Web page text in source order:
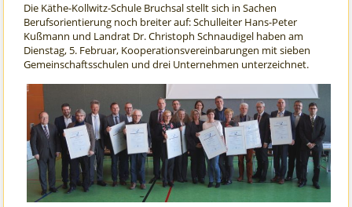
Die Käthe-Kollwitz-Schule Bruchsal stellt sich in Sachen
Berufsorientierung noch breiter auf: Schulleiter Hans-Peter
Kußmann und Landrat Dr. Christoph Schnaudigel haben am
Dienstag, 5. Februar, Kooperationsvereinbarungen mit sieben
Gemeinschaftsschulen und drei Unternehmen unterzeichnet.